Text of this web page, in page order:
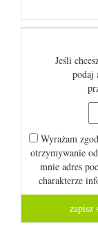
Jeśli
podaj
Wyrażam
otrzymywanie
mnie adres
charakterze